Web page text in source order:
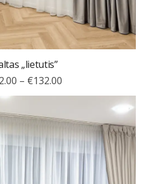
„lietutis”
– €132.00